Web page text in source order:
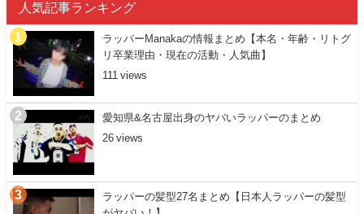
人気記事ランキング
ラッパーManakaの情報まとめ【本名・年齢・リトグ
リ卒業理由・現在の活動・人気曲】
111
愛知県&名古屋出身のヤバいラッパーのまとめ
26
ラッパーの髪型27名まとめ【日本人ラッパーの髪型